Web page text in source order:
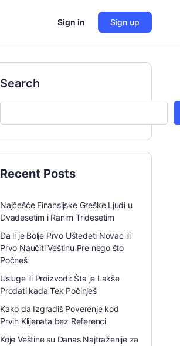
Sign in Sign up
Search
Recent Posts
Najčešće Finansijske Greške Ljudi u
Dvadesetim i Ranim Tridesetim
Da li je Bolje Prvo Uštedeti Novac ili
Prvo Naučiti Veštinu Pre nego što
Počneš
Usluge ili Proizvodi: Šta je Lakše
Prodati kada Tek Počinješ
Kako da Izgradiš Poverenje kod
Prvih Klijenata bez Referenci
Koje Veštine su Danas Najtraženije za